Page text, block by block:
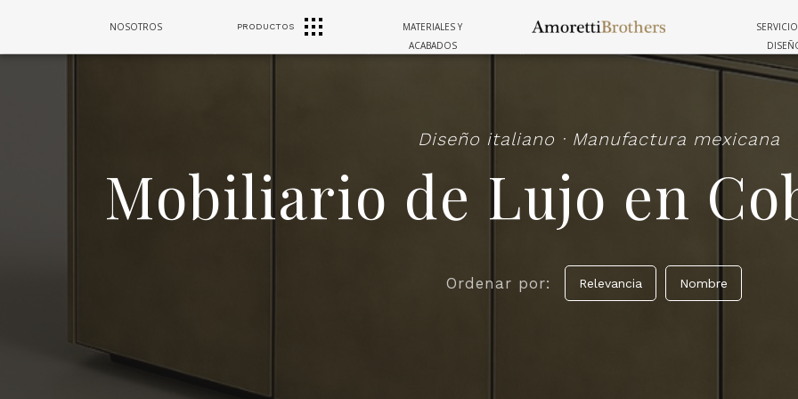
NOSOTROS PRODUCTOS
MATERIALES Y
ACABADOS
CAMPANAS
FREGADEROS MOBILIARIO TINAS
BATERIAS
DE COCINA
Diseño italiano · Manufactura mexicana
Mobiliario de Lujo en
Ordenar por: Relevancia Nombre